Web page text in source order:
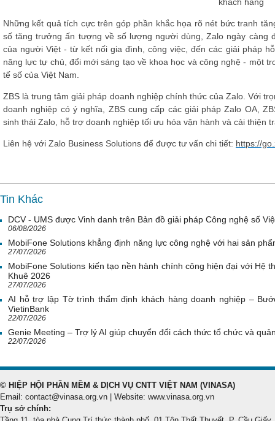
khách hàng
Những kết quả tích cực trên góp phần khắc họa rõ nét bức tranh
số tăng trưởng ấn tượng về số lượng người dùng, Zalo ngày càng
của người Việt - từ kết nối gia đình, công việc, đến các giải pháp
năng lực tự chủ, đổi mới sáng tạo về khoa học và công nghệ - một
tế số của Việt Nam.
ZBS là trung tâm giải pháp doanh nghiệp chính thức của Zalo. Với
doanh nghiệp có ý nghĩa, ZBS cung cấp các giải pháp Zalo OA,
sinh thái Zalo, hỗ trợ doanh nghiệp tối ưu hóa vận hành và cải thiện
Liên hệ với Zalo Business Solutions để được tư vấn chi tiết: https://
Tin Khác
DCV - UMS được Vinh danh trên Bản đồ giải pháp Công nghệ số
06/08/2026
MobiFone Solutions khẳng định năng lực công nghệ với hai sản
27/07/2026
MobiFone Solutions kiến tạo nền hành chính công hiện đại với Hệ
Khuê 2026
27/07/2026
AI hỗ trợ lập Tờ trình thẩm định khách hàng doanh nghiệp –
VietinBank
22/07/2026
Genie Meeting – Trợ lý AI giúp chuyển đổi cách thức tổ chức và
22/07/2026
© HIỆP HỘI PHẦN MỀM & DỊCH VỤ CNTT VIỆT NAM (VINASA)
Email: contact@vinasa.org.vn | Website: www.vinasa.org.vn
Trụ sở chính: